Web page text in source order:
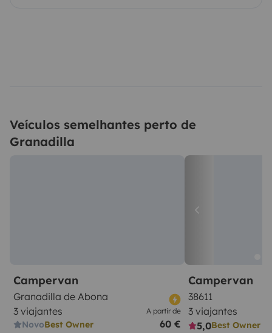
Veículos semelhantes perto de
Granadilla
Campervan
Granadilla de Abona
3 viajantes
NovoBest Owner
A partir de
60 €
Campervan
38611
3 viajantes
5,0Best Owner